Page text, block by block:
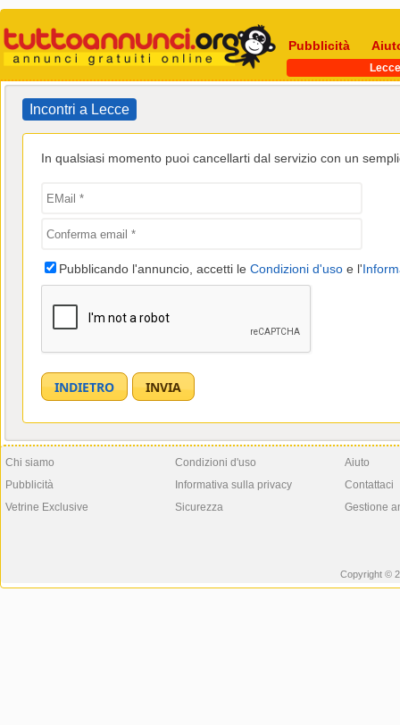
Pubblicità
Lecce
Incontri a Lecce
In qualsiasi momento puoi cancellarti dal servizio con un
Pubblicando l'annuncio, accetti le Condizioni d'uso e l'
Chi siamo
Pubblicità
Vetrine Exclusive
Condizioni d'uso
Informativa sulla privacy
Sicurezza
Aiuto
Contattaci
Gestione
Copyright ©